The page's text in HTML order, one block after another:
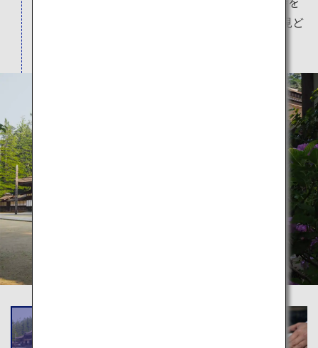
束ねています。日本最大の石庭「幡龍庭」など見ど